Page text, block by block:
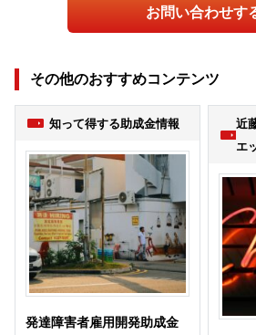
お問い合わせす
その他のおすすめコンテンツ
知って得する助成金情報
発達障害者雇用開発助成金
近
エ